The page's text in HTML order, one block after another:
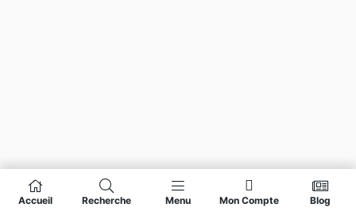
Accueil Recherche Menu Mon Compte Blog